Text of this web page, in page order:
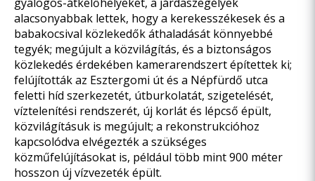
alacsonyabbak lettek, hogy a kerekesszékesek és a
babakocsival közlekedők áthaladását könnyebbé
tegyék; megújult a közvilágítás, és a biztonságos
közlekedés érdekében kamerarendszert építettek ki;
felújították az Esztergomi út és a Népfürdő utca
feletti híd szerkezetét, útburkolatát, szigetelését,
víztelenítési rendszerét, új korlát és lépcső épült,
közvilágításuk is megújult; a rekonstrukcióhoz
kapcsolódva elvégezték a szükséges
közműfelújításokat is, például több mint 900 méter
hosszon új vízvezeték épült.